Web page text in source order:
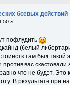
боевых действий
»
пофлудить
(белый
там был
вас
что не будет.
В результате при